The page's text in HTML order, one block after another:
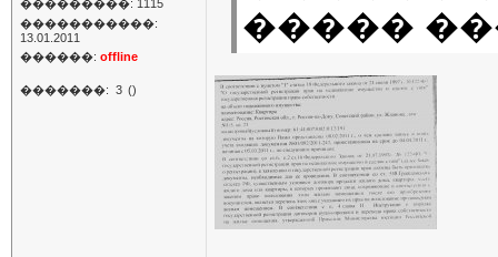
���������: 1115
�����������:
13.01.2011
������: offline
�������: 3 ()
�����